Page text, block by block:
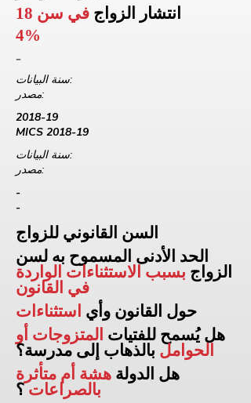
انتشار الزواج في سن 18
4%
-
سنة البيانات:
مصدر:
2018-19
MICS 2018-19
سنة البيانات:
مصدر:
-
-
السن القانوني للزواج
الحد الأدنى المسموح به لسن
الزواج بسبب الاستثناءات الواردة
في القانون
حول القانون وأي استثناءات
هل يُسمح للفتيات المتزوجات أو
الحوامل بالذهاب إلى مدرسة؟
هل الدولة هشة أم متأثرة
بالصراعات ؟